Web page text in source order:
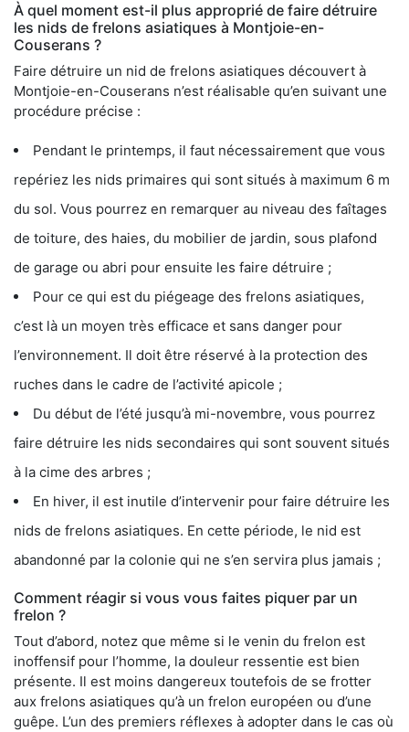
À quel moment est-il plus approprié de faire détruire
les nids de frelons asiatiques à Montjoie-en-
Couserans ?
Faire détruire un nid de frelons asiatiques découvert à
Montjoie-en-Couserans n’est réalisable qu’en suivant une
procédure précise :
Pendant le printemps, il faut nécessairement que vous
repériez les nids primaires qui sont situés à maximum 6 m
du sol. Vous pourrez en remarquer au niveau des faîtages
de toiture, des haies, du mobilier de jardin, sous plafond
de garage ou abri pour ensuite les faire détruire ;
Pour ce qui est du piégeage des frelons asiatiques,
c’est là un moyen très efficace et sans danger pour
l’environnement. Il doit être réservé à la protection des
ruches dans le cadre de l’activité apicole ;
Du début de l’été jusqu’à mi-novembre, vous pourrez
faire détruire les nids secondaires qui sont souvent situés
à la cime des arbres ;
En hiver, il est inutile d’intervenir pour faire détruire les
nids de frelons asiatiques. En cette période, le nid est
abandonné par la colonie qui ne s’en servira plus jamais ;
Comment réagir si vous vous faites piquer par un
frelon ?
Tout d’abord, notez que même si le venin du frelon est
inoffensif pour l’homme, la douleur ressentie est bien
présente. Il est moins dangereux toutefois de se frotter
aux frelons asiatiques qu’à un frelon européen ou d’une
guêpe. L’un des premiers réflexes à adopter dans le cas où